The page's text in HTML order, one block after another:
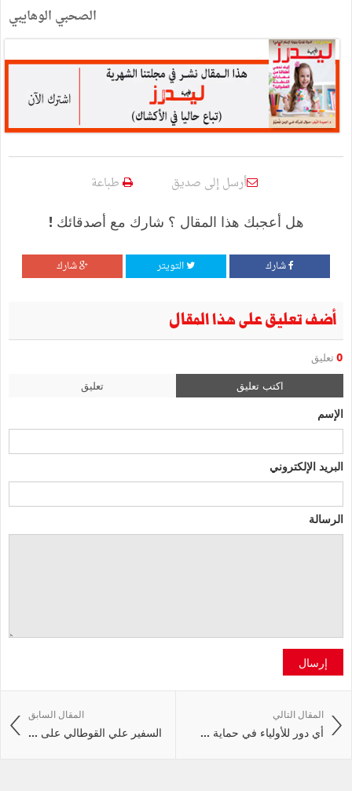
الصحبي الوهايبي
أرسل إلى صديق طباعة
هل أعجبك هذا المقال ؟ شارك مع أصدقائك !
شارك التويتر شارك
أضف تعليق على هذا المقال
0 تعليق
اكتب تعليق تعليق
الإسم
البريد الإلكتروني
الرسالة
إرسال
المقال السابق
السفير علي القوطالي على ...
المقال التالي
أي دور للأولياء في حماية ...